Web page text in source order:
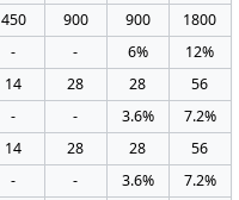
450 900 900
1800
- - 6% 12%
14 28 28
56
- - 3.6% 7.2%
14 28 28
56
- - 3.6%
7.2%